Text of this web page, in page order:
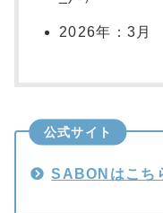
2026年：3月
公式サイト
SABONはこち